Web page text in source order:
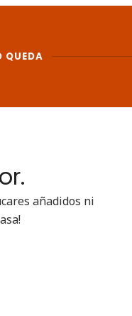
QUEDA
añadidos ni